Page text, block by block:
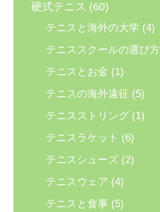
硬式テニス (60)
テニスと海外の大学 (4)
テニススクールの選び方
テニスとお金 (1)
テニスの海外遠征 (5)
テニスストリング(1)
テニスラケット (6)
テニスシューズ(2)
テニスウェア (4)
テニスと食事 (5)